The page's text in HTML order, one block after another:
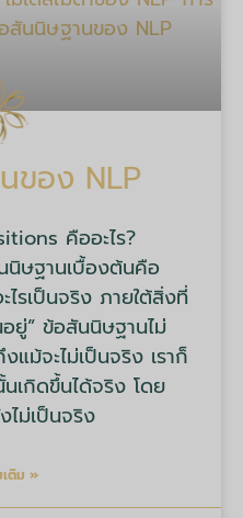
ของ NLP
คืออะไร?
นิษฐานเบื้องต้นคือ
รเป็นจริง ภายใต้สิ่งที่
ยู่” ข้อสันนิษฐานไม่
ม้จะไม่เป็นจริง เราก็
เกิดขึ้นได้จริง โดย
ม่เป็นจริง
ติม »